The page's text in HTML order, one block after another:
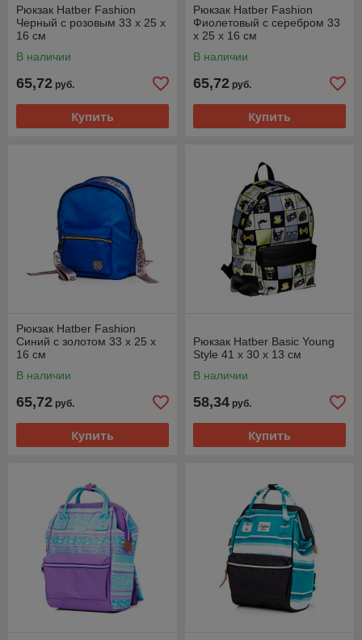
Рюкзак Hatber Fashion
Черный с розовым 33 x 25 x
16 см
В наличии
65,72 руб.
Купить
Рюкзак Hatber Fashion
Фиолетовый с серебром 33
x 25 x 16 см
В наличии
65,72 руб.
Купить
Рюкзак Hatber Fashion
Синий с золотом 33 x 25 x
16 см
В наличии
65,72 руб.
Купить
Рюкзак Hatber Basic Young
Style 41 x 30 x 13 см
В наличии
58,34 руб.
Купить